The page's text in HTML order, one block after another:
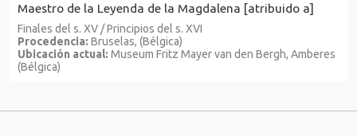
Maestro de la Leyenda de la Magdalena [atribuido a]
Finales del s. XV / Principios del s. XVI
Procedencia: Bruselas, (Bélgica)
Ubicación actual: Museum Fritz Mayer van den Bergh, Amberes
(Bélgica)